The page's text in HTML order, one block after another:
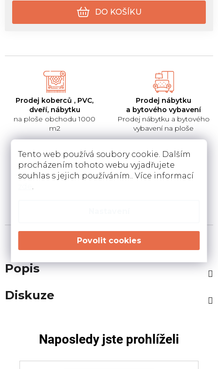
Tento web používá soubory cookie. Dalším
procházením tohoto webu vyjadřujete
souhlas s jejich používáním.. Více informací
DO KOŠÍKU
Prodej koberců , PVC,
dveří, nábytku
na ploše obchodu 1000
m2
Prodej nábytku
a bytového vybavení
Prodej nábytku a bytového
vybavení na ploše
Pokládka
koberců a pvc
Instalace a návrh
Popis
Diskuze
Naposledy jste prohlíželi